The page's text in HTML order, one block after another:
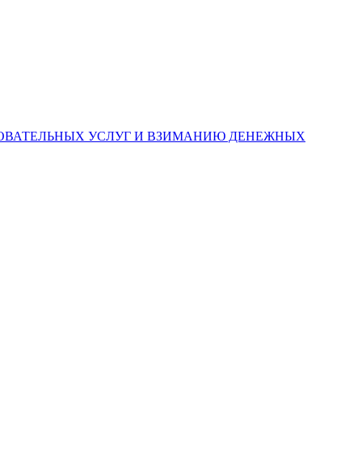
УСЛУГ И ВЗИМАНИЮ ДЕНЕЖНЫХ